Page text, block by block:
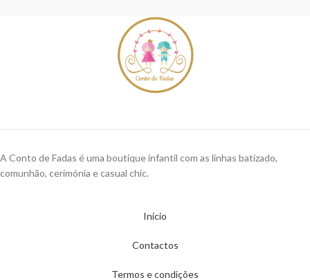
A Conto de Fadas é uma boutique infantil com as linhas batizado,
comunhão, cerimónia e casual chic.
Início
Contactos
Termos e condições